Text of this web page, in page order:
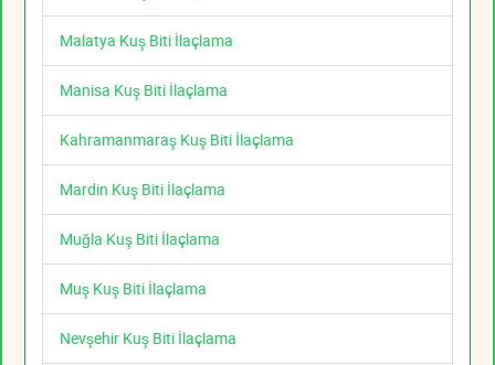
Malatya Kuş Biti İlaçlama
Manisa Kuş Biti İlaçlama
Kahramanmaraş Kuş Biti İlaçlama
Mardin Kuş Biti İlaçlama
Muğla Kuş Biti İlaçlama
Muş Kuş Biti İlaçlama
Nevşehir Kuş Biti İlaçlama